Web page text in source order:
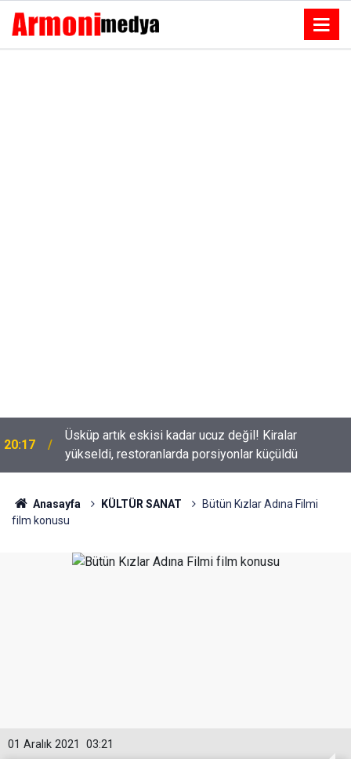
20:17
Üsküp artık eskisi kadar ucuz değil! Kiralar
yükseldi, restoranlarda porsiyonlar küçüldü
18:53
Tolga Sarıtaş veda ediyor mu? Yeni sezon kararı
belli oldu
Anasayfa KÜLTÜR SANAT
Bütün Kızlar Adına Filmi
film konusu
03:21
01 Aralık 2021